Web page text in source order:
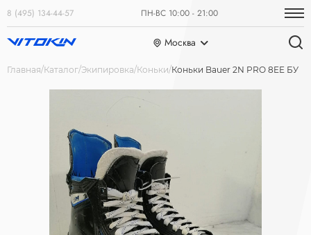
8 (495) 134-44-57 ПН-ВС 10:00 - 21:00
Москва
Главная Каталог Экипировка Коньки Коньки Bauer 2N PRO 8EE БУ